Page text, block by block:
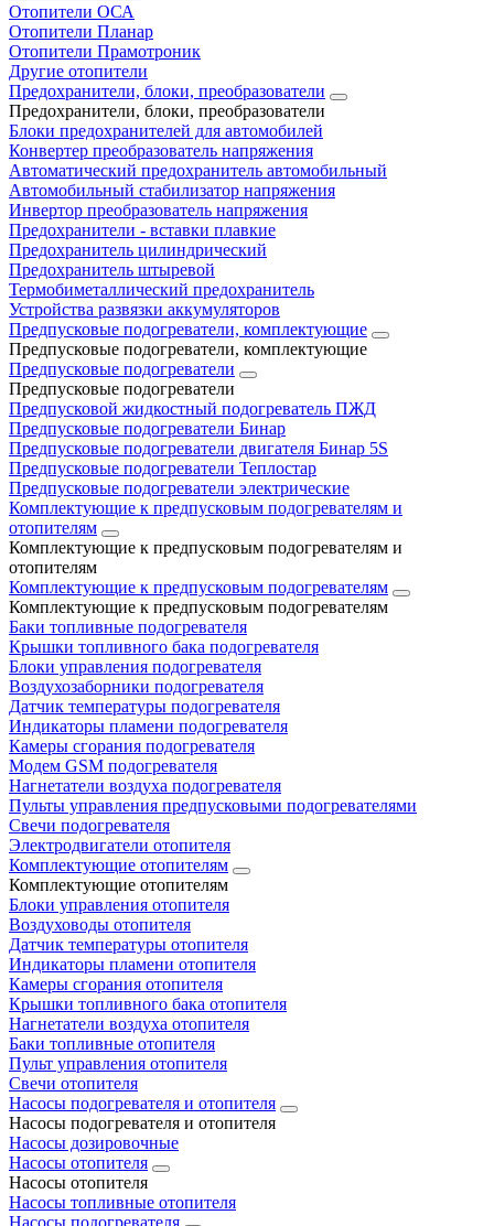
Отопители ОСА
Отопители Планар
Отопители Прамотроник
Другие отопители
Предохранители, блоки, преобразователи
Предохранители, блоки, преобразователи
Блоки предохранителей для автомобилей
Конвертер преобразователь напряжения
Автоматический предохранитель автомобильный
Автомобильный стабилизатор напряжения
Инвертор преобразователь напряжения
Предохранители - вставки плавкие
Предохранитель цилиндрический
Предохранитель штыревой
Термобиметаллический предохранитель
Устройства развязки аккумуляторов
Предпусковые подогреватели, комплектующие
Предпусковые подогреватели, комплектующие
Предпусковые подогреватели
Предпусковые подогреватели
Предпусковой жидкостный подогреватель ПЖД
Предпусковые подогреватели Бинар
Предпусковые подогреватели двигателя Бинар 5S
Предпусковые подогреватели Теплостар
Предпусковые подогреватели электрические
Комплектующие к предпусковым подогревателям и
отопителям
Комплектующие к предпусковым подогревателям и
отопителям
Комплектующие к предпусковым подогревателям
Комплектующие к предпусковым подогревателям
Баки топливные подогревателя
Крышки топливного бака подогревателя
Блоки управления подогревателя
Воздухозаборники подогревателя
Датчик температуры подогревателя
Индикаторы пламени подогревателя
Камеры сгорания подогревателя
Модем GSM подогревателя
Нагнетатели воздуха подогревателя
Пульты управления предпусковыми подогревателями
Свечи подогревателя
Электродвигатели отопителя
Комплектующие отопителям
Комплектующие отопителям
Блоки управления отопителя
Воздуховоды отопителя
Датчик температуры отопителя
Индикаторы пламени отопителя
Камеры сгорания отопителя
Крышки топливного бака отопителя
Нагнетатели воздуха отопителя
Баки топливные отопителя
Пульт управления отопителя
Свечи отопителя
Насосы подогревателя и отопителя
Насосы подогревателя и отопителя
Насосы дозировочные
Насосы отопителя
Насосы отопителя
Насосы топливные отопителя